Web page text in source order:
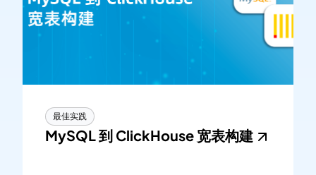
最佳实践
MySQL 到 ClickHouse 宽表构建